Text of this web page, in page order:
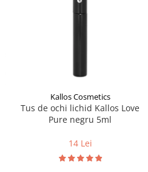
Kallos Cosmetics
Tus de ochi lichid Kallos Love
Pure negru 5ml
14 Lei